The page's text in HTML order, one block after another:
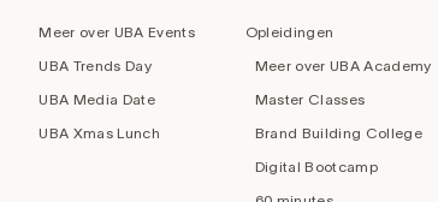
Meer over UBA Events
UBA Trends Day
UBA Media Date
UBA Xmas Lunch
Opleidingen
Meer over UBA Academy
Master Classes
Brand Building College
Digital Bootcamp